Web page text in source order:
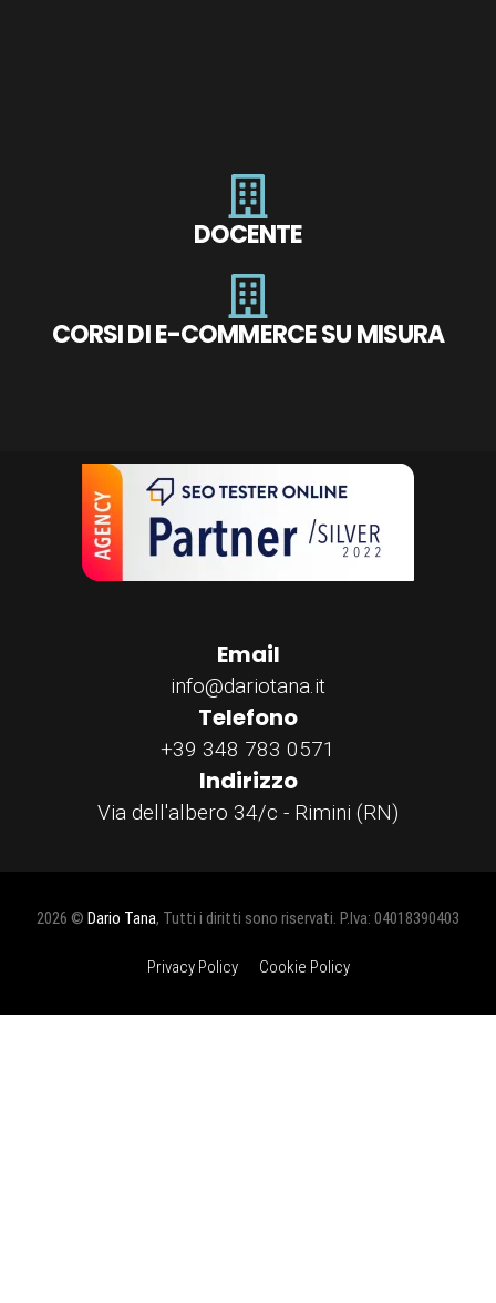
DOCENTE
CORSI DI E-COMMERCE SU MISURA
Email
info@dariotana.it
Telefono
+39 348 783 0571
Indirizzo
Via dell'albero 34/c - Rimini (RN)
2026 © Dario Tana, Tutti i diritti sono riservati. P.Iva: 04018390403
Privacy Policy Cookie Policy